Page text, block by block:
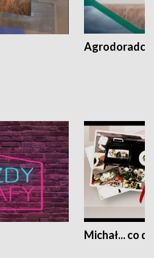
Agrodoradcy
Michał... co